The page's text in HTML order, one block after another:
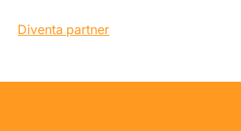
Diventa partner